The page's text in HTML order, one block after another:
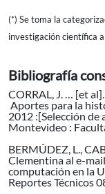
(*) Se toma la
investigación científica
Bibliografía
CORRAL, J. … [et
Aportes para la
2012 :[Selección
Montevideo :
BERMÚDEZ, L.,
Clementina al e-
computación en la
Reportes Técnicos